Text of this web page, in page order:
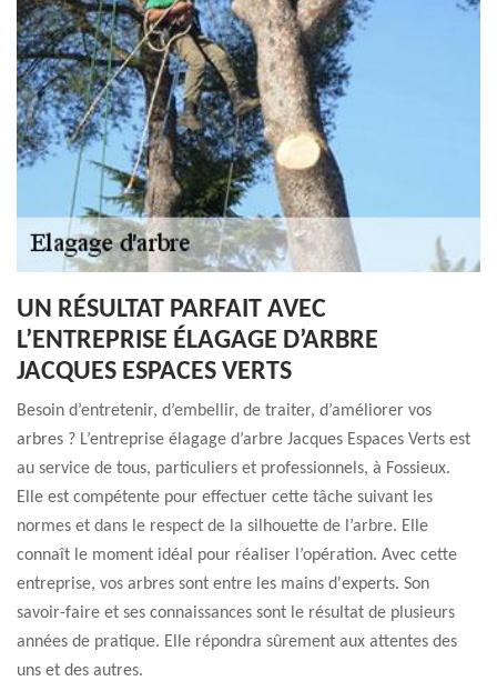
UN RÉSULTAT PARFAIT AVEC
L’ENTREPRISE ÉLAGAGE D’ARBRE
JACQUES ESPACES VERTS
Besoin d’entretenir, d’embellir, de traiter, d’améliorer vos
arbres ? L’entreprise élagage d’arbre Jacques Espaces Verts est
au service de tous, particuliers et professionnels, à Fossieux.
Elle est compétente pour effectuer cette tâche suivant les
normes et dans le respect de la silhouette de l’arbre. Elle
connaît le moment idéal pour réaliser l’opération. Avec cette
entreprise, vos arbres sont entre les mains d'experts. Son
savoir-faire et ses connaissances sont le résultat de plusieurs
années de pratique. Elle répondra sûrement aux attentes des
uns et des autres.